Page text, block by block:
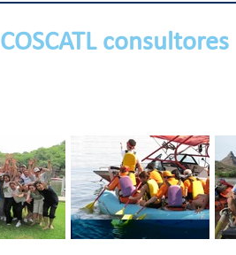
COSCATL consultores